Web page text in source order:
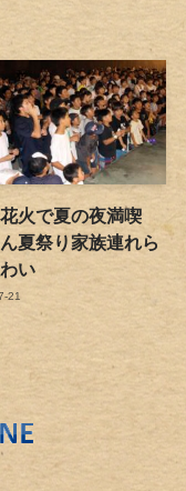
火で夏の夜満喫
夏祭り家族連れら
い
21